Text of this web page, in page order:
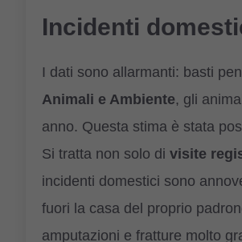
Incidenti
I dati sono allarmanti: basti
Animali e Ambiente, gli
anno. Questa stima è stata
Si tratta non solo di visite
incidenti domestici sono
fuori la casa del proprio
amputazioni e fratture molto